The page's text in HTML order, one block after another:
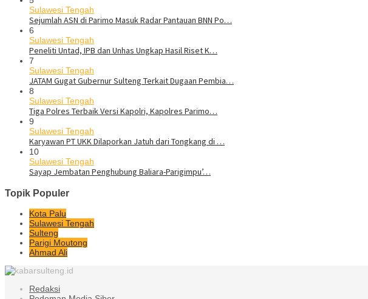
Sulawesi Tengah
Sejumlah ASN di Parimo Masuk Radar Pantauan BNN Po…
6
Sulawesi Tengah
Peneliti Untad, IPB dan Unhas Ungkap Hasil Riset K…
7
Sulawesi Tengah
JATAM Gugat Gubernur Sulteng Terkait Dugaan Pembia…
8
Sulawesi Tengah
Tiga Polres Terbaik Versi Kapolri, Kapolres Parimo…
9
Sulawesi Tengah
Karyawan PT UKK Dilaporkan Jatuh dari Tongkang di …
10
Sulawesi Tengah
Sayap Jembatan Penghubung Baliara-Parigimpu’…
Topik Populer
Kota Palu
Sulawesi Tengah
Sulteng
Parigi Moutong
Ahmad Ali
Redaksi